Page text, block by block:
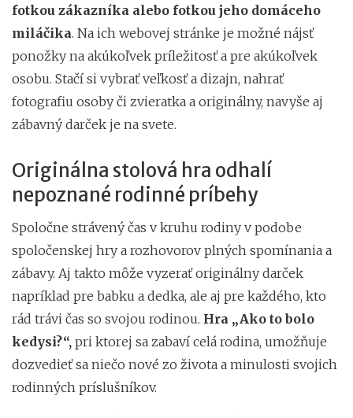
fotkou zákazníka alebo fotkou jeho domáceho
miláčika. Na ich webovej stránke je možné nájsť
ponožky na akúkoľvek príležitosť a pre akúkoľvek
osobu. Stačí si vybrať veľkosť a dizajn, nahrať
fotografiu osoby či zvieratka a originálny, navyše aj
zábavný darček je na svete.
Originálna stolová hra odhalí
nepoznané rodinné príbehy
Spoločne strávený čas v kruhu rodiny v podobe
spoločenskej hry a rozhovorov plných spomínania a
zábavy. Aj takto môže vyzerať originálny darček
napríklad pre babku a dedka, ale aj pre každého, kto
rád trávi čas so svojou rodinou. Hra „Ako to bolo
kedysi?“, pri ktorej sa zabaví celá rodina, umožňuje
dozvedieť sa niečo nové zo života a minulosti svojich
rodinných príslušníkov.